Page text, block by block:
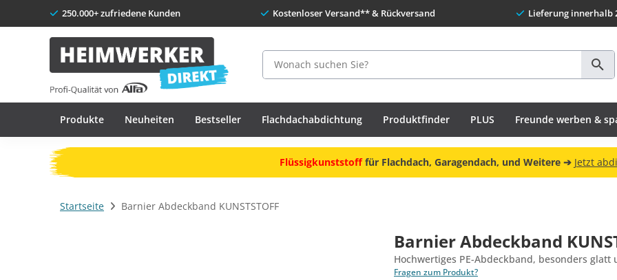
250.000+ zufriedene Kunden Kostenloser Versand** & Rückversand Lieferung innerhalb
Suche
Produkte Neuheiten Bestseller Flachdachabdichtung Produktfinder PLUS Freunde werben &
Flüssigkunststofffür Flachdach, Garagendach, und Weitere ➔ Jetzt
Startseite Barnier Abdeckband KUNSTSTOFF
Barnier Abdeckband
Hochwertiges PE-Abdeckband, besonders
Fragen zum Produkt?